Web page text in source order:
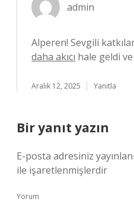
admin
Alperen! Sevgili
daha akıcı hale geldi
Aralık 12, 2025 Yanıtla
Bir yanıt yazın
E-posta adresiniz
ile işaretlenmişlerdir
Yorum